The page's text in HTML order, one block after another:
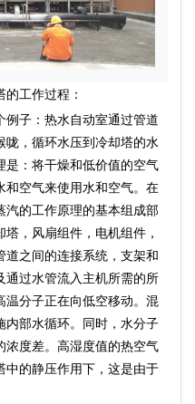
工作过程：
例子：热水自动室通过管道
，循环水压到冷却塔的水
是：将干燥和低价值的空气
和空气来使用水和空气。在
汽的工作原理的基本组成部
，风扇组件，电机组件，
之间的连接系统，支架和
通过水管流入主机所需的所
分子正在向低空移动。混
内部水循环。同时，水分子
浓度差。高湿度值的热空气
中的静压作用下，这是由于